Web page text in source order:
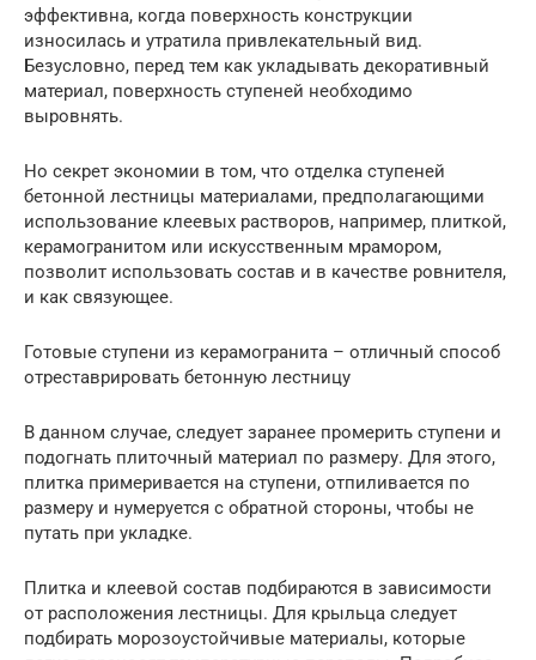
эффективна, когда поверхность конструкции
износилась и утратила привлекательный вид.
Безусловно, перед тем как укладывать декоративный
материал, поверхность ступеней необходимо
выровнять.
Но секрет экономии в том, что отделка ступеней
бетонной лестницы материалами, предполагающими
использование клеевых растворов, например, плиткой,
керамогранитом или искусственным мрамором,
позволит использовать состав и в качестве ровнителя,
и как связующее.
Готовые ступени из керамогранита – отличный способ
отреставрировать бетонную лестницу
В данном случае, следует заранее промерить ступени и
подогнать плиточный материал по размеру. Для этого,
плитка примеривается на ступени, отпиливается по
размеру и нумеруется с обратной стороны, чтобы не
путать при укладке.
Плитка и клеевой состав подбираются в зависимости
от расположения лестницы. Для крыльца следует
подбирать морозоустойчивые материалы, которые